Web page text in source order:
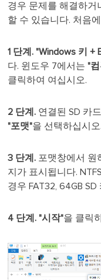
경우 문제를 해결하거
할 수 있습니다. 처음
1 단계. "Windows 키 +
다. 윈도우 7에서는 "
클릭하여 여십시오.
2 단계. 연결된 SD 카
"포맷"을 선택하십시오.
3 단계. 포맷창에서 원
지가 표시됩니다.
경우 FAT32, 64GB
4 단계. "시작"을 클릭